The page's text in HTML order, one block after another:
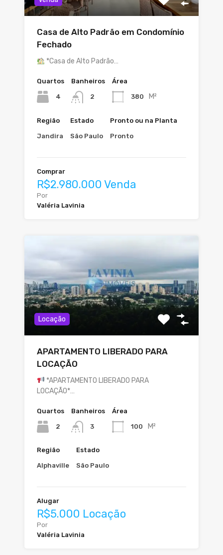
Casa de Alto Padrão em Condomínio
Fechado
*Casa de Alto Padrão…
Quartos
4
Banheiros
2
Área
380 M²
Região
Jandira
Estado
São Paulo
Pronto ou na Planta
Pronto
Comprar
R$2.980.000 Venda
Por
Valéria Lavinia
Locação
APARTAMENTO LIBERADO PARA
LOCAÇÃO
*APARTAMENTO LIBERADO PARA
LOCAÇÃO*…
Quartos
2
Banheiros
3
Área
100 M²
Região
Alphaville
Estado
São Paulo
Alugar
R$5.000 Locação
Por
Valéria Lavinia